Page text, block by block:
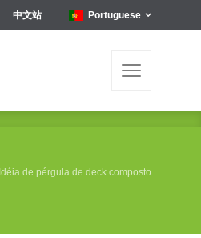
中文站 Portuguese
Idéia de pérgula de deck composto